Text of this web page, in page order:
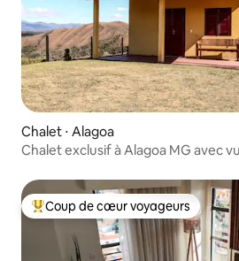
Chalet ⋅ Alagoa
Chalet exclusif à Alagoa MG avec
Coups de cœur voyageurs les plus
Coup de cœur voyageurs